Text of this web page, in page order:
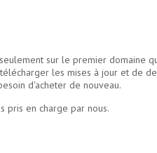
sur le premier domaine
les mises à jour et de
d'acheter de nouveau.
pris en charge par nous.